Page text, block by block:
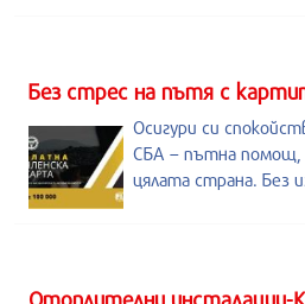
Без стрес на пътя с
Осигури си
СБА – пътна помощ,
цялата страна. Без